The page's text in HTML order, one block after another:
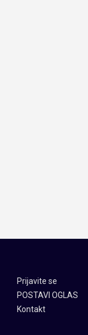
Prijavite se
POSTAVI OGLAS
Kontakt